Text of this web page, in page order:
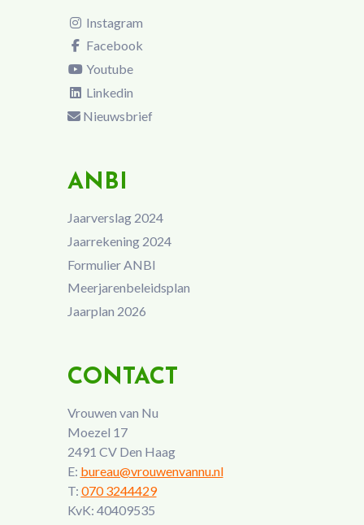
Instagram
Facebook
Youtube
Linkedin
Nieuwsbrief
ANBI
Jaarverslag 2024
Jaarrekening 2024
Formulier ANBI
Meerjarenbeleidsplan
Jaarplan 2026
CONTACT
Vrouwen van Nu
Moezel 17
2491 CV Den Haag
E: bureau@vrouwenvannu.nl
T: 070 3244429
KvK: 40409535